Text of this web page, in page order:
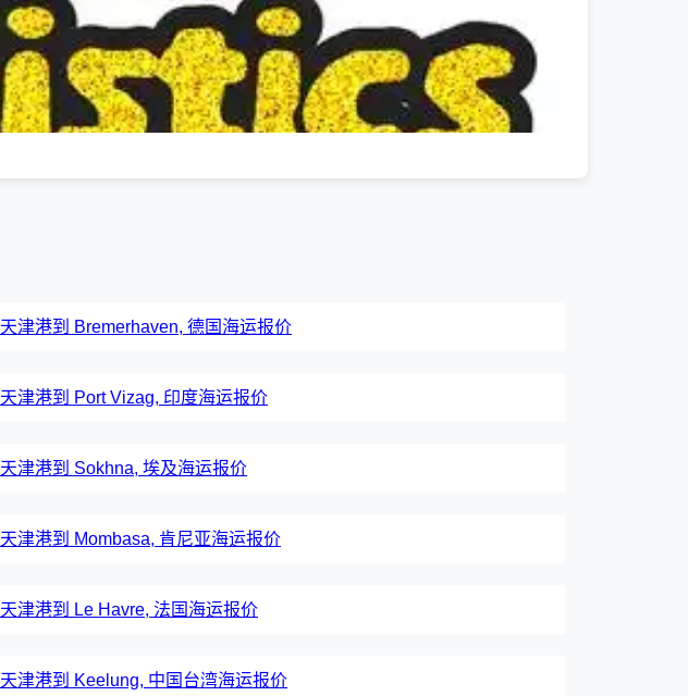
天津港到 Bremerhaven, 德国海运报价
天津港到 Port Vizag, 印度海运报价
天津港到 Sokhna, 埃及海运报价
天津港到 Mombasa, 肯尼亚海运报价
天津港到 Le Havre, 法国海运报价
天津港到 Keelung, 中国台湾海运报价